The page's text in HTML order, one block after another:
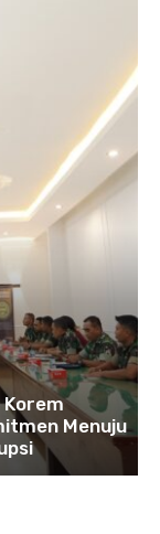
Menuju